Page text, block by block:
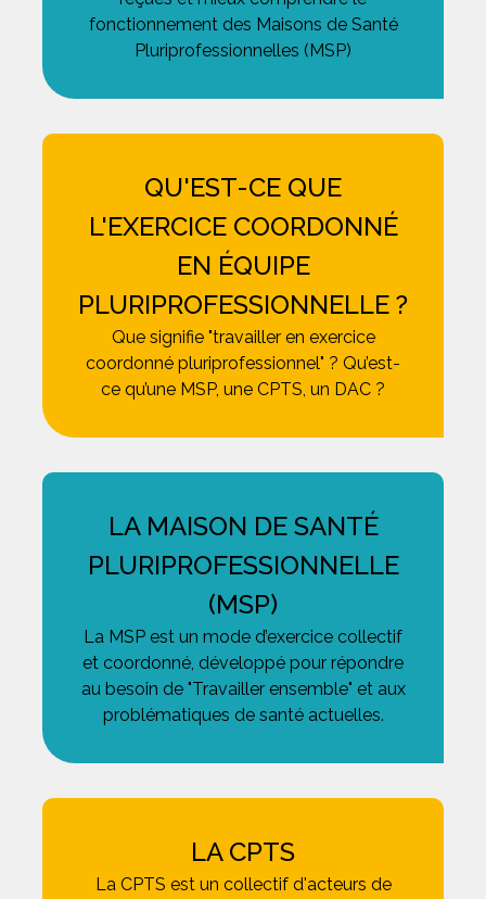
fonctionnement des Maisons de Santé
Pluriprofessionnelles (MSP)
QU'EST-CE QUE
L'EXERCICE COORDONNÉ
EN ÉQUIPE
PLURIPROFESSIONNELLE ?
Que signifie "travailler en exercice
coordonné pluriprofessionnel" ? Qu’est-
ce qu’une MSP, une CPTS, un DAC ?
LA MAISON DE SANTÉ
PLURIPROFESSIONNELLE
(MSP)
La MSP est un mode d’exercice collectif
et coordonné, développé pour répondre
au besoin de "Travailler ensemble" et aux
problématiques de santé actuelles.
LA CPTS
La CPTS est un collectif d'acteurs de